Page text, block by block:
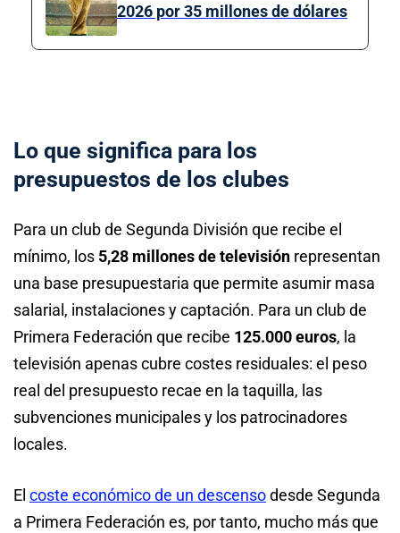
2026 por 35 millones de dólares
Lo que significa para los
presupuestos de los clubes
Para un club de Segunda División que recibe el
mínimo, los 5,28 millones de televisión representan
una base presupuestaria que permite asumir masa
salarial, instalaciones y captación. Para un club de
Primera Federación que recibe 125.000 euros, la
televisión apenas cubre costes residuales: el peso
real del presupuesto recae en la taquilla, las
subvenciones municipales y los patrocinadores
locales.
El coste económico de un descensodesde Segunda
a Primera Federación es, por tanto, mucho más que